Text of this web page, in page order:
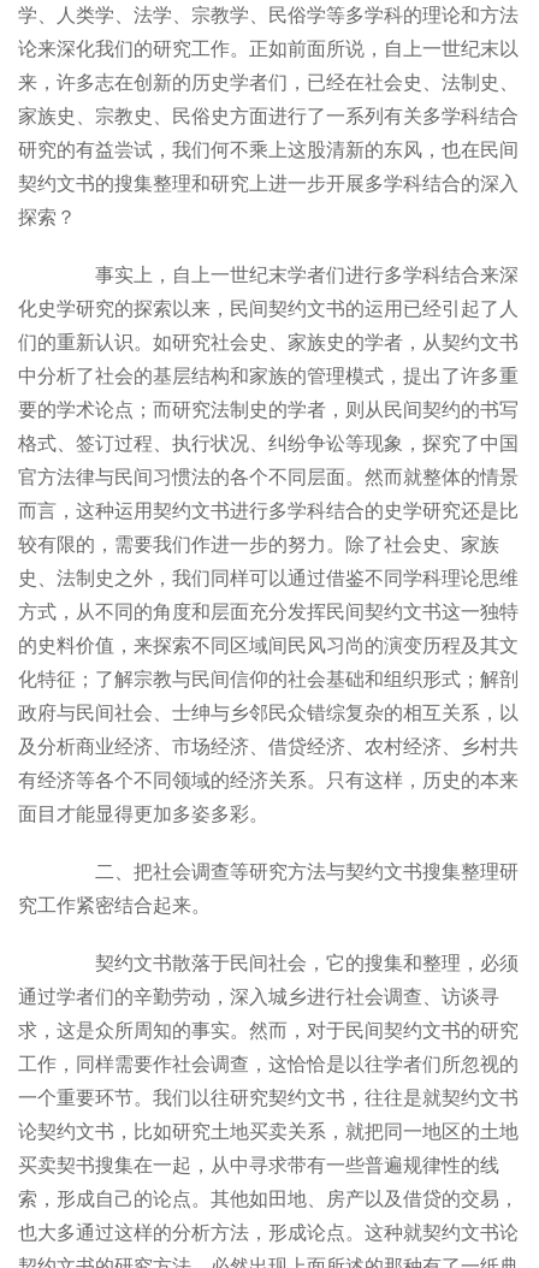
学、人类学、法学、宗教学、民俗学等多学科的理论和方法
论来深化我们的研究工作。正如前面所说，自上一世纪末以
来，许多志在创新的历史学者们，已经在社会史、法制史、
家族史、宗教史、民俗史方面进行了一系列有关多学科结合
研究的有益尝试，我们何不乘上这股清新的东风，也在民间
契约文书的搜集整理和研究上进一步开展多学科结合的深入
探索？
事实上，自上一世纪末学者们进行多学科结合来深
化史学研究的探索以来，民间契约文书的运用已经引起了人
们的重新认识。如研究社会史、家族史的学者，从契约文书
中分析了社会的基层结构和家族的管理模式，提出了许多重
要的学术论点；而研究法制史的学者，则从民间契约的书写
格式、签订过程、执行状况、纠纷争讼等现象，探究了中国
官方法律与民间习惯法的各个不同层面。然而就整体的情景
而言，这种运用契约文书进行多学科结合的史学研究还是比
较有限的，需要我们作进一步的努力。除了社会史、家族
史、法制史之外，我们同样可以通过借鉴不同学科理论思维
方式，从不同的角度和层面充分发挥民间契约文书这一独特
的史料价值，来探索不同区域间民风习尚的演变历程及其文
化特征；了解宗教与民间信仰的社会基础和组织形式；解剖
政府与民间社会、士绅与乡邻民众错综复杂的相互关系，以
及分析商业经济、市场经济、借贷经济、农村经济、乡村共
有经济等各个不同领域的经济关系。只有这样，历史的本来
面目才能显得更加多姿多彩。
二、把社会调查等研究方法与契约文书搜集整理研
究工作紧密结合起来。
契约文书散落于民间社会，它的搜集和整理，必须
通过学者们的辛勤劳动，深入城乡进行社会调查、访谈寻
求，这是众所周知的事实。然而，对于民间契约文书的研究
工作，同样需要作社会调查，这恰恰是以往学者们所忽视的
一个重要环节。我们以往研究契约文书，往往是就契约文书
论契约文书，比如研究土地买卖关系，就把同一地区的土地
买卖契书搜集在一起，从中寻求带有一些普遍规律性的线
索，形成自己的论点。其他如田地、房产以及借贷的交易，
也大多通过这样的分析方法，形成论点。这种就契约文书论